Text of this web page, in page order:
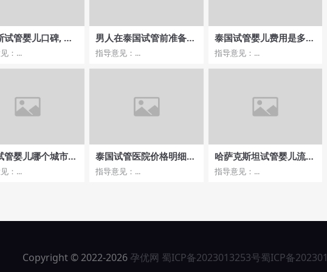
试管婴儿口碑, 知
荐及评价
：...
男人在泰国试管前准备什
么，精子质量与检查项目
指导意见：...
泰国试管婴儿费用是多
少，成功率高的医院推
荐？
指导意见：...
管婴儿哪个城市更
疗，选择曼谷还是
：...
泰国试管医院价格明细一
览，成功率揭秘
指导意见：...
哈萨克斯坦试管婴儿流
程，靠谱指南解读
指导意见：...
Copyright © 2022-2026 孕优网 蜀ICP备2023013253号蜀ICP备